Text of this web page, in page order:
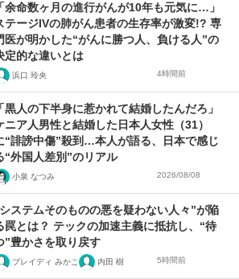
「余命数ヶ月の進行がんが10年も元気に…」
テージIVの肺がん患者の生存率が激変!? 専
医が明かした“がんに勝つ人、負ける人”の
定的な違いとは
浜口 玲央 4時間前
「黒人の下半身に惹かれて結婚したんだろ」
ニア人男性と結婚した日本人女性（31）
“誹謗中傷”殺到…本人が語る、日本で感じ
“外国人差別”のリアル
小泉 なつみ 2026/08/08
ステムそのものの悪を疑わない人々”が陥
罠とは？ テックの加速主義に抵抗し、“待
”豊かさを取り戻す
ブレイディ みかこ 内田 樹 5時間前